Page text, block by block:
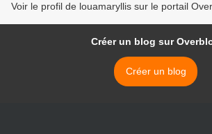
Voir le profil de louamaryllis sur le portail
Créer un blog sur
Créer un blog